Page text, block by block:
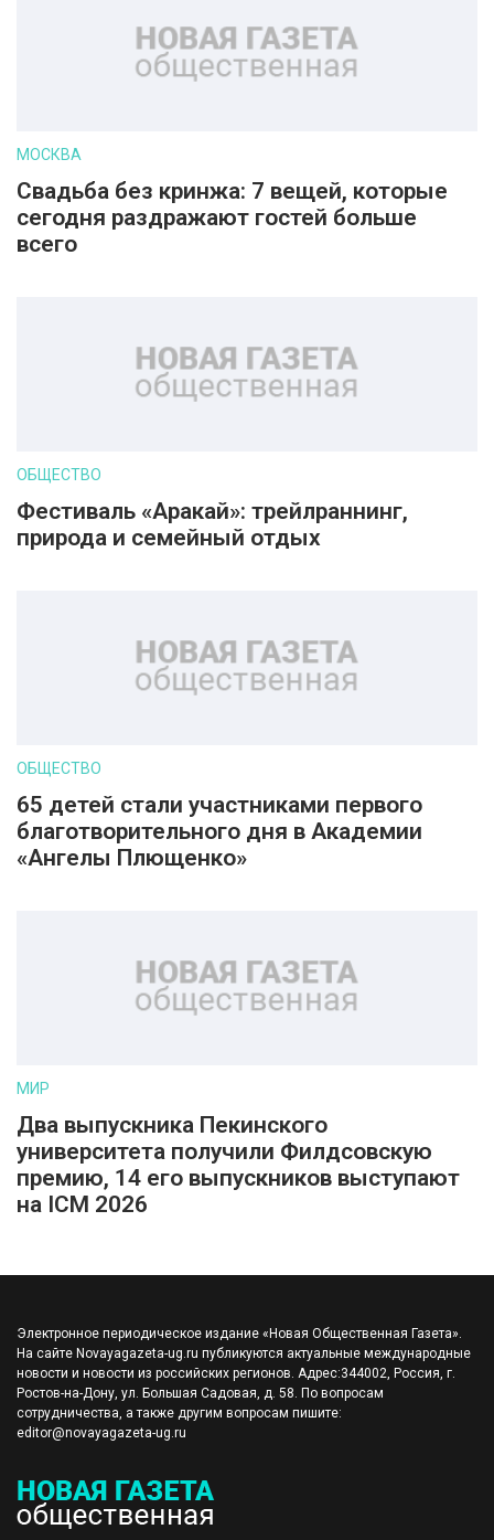
МОСКВА
Свадьба без кринжа: 7 вещей, которые
сегодня раздражают гостей больше
всего
ОБЩЕСТВО
Фестиваль «Аракай»: трейлраннинг,
природа и семейный отдых
ОБЩЕСТВО
65 детей стали участниками первого
благотворительного дня в Академии
«Ангелы Плющенко»
МИР
Два выпускника Пекинского
университета получили Филдсовскую
премию, 14 его выпускников выступают
на ICM 2026
Электронное периодическое издание «Новая Общественная Газета».
На сайте Novayagazeta-ug.ru публикуются актуальные международные
новости и новости из российских регионов. Адрес:344002, Россия, г.
Ростов-на-Дону, ул. Большая Садовая, д. 58. По вопросам
сотрудничества, а также другим вопросам пишите:
editor@novayagazeta-ug.ru